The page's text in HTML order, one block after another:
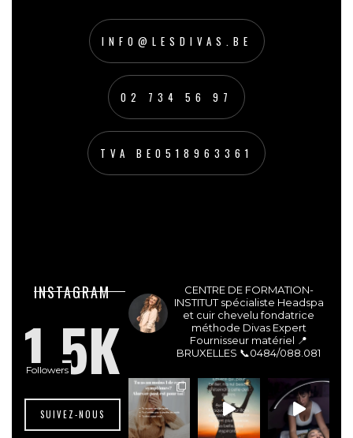
INFO@LESDIVAS.BE
02 734 56 97
TVA BE0518963361
INSTAGRAM
1.5K
Followers
SUIVEZ-NOUS
CENTRE DE FORMATION-
INSTITUT spécialiste Headspa
et cuir chevelu fondatrice
méthode Divas Expert
Fournisseur matériel 📍
BRUXELLES 📞0484/088.081